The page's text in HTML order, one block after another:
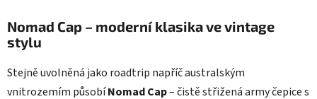
Nomad Cap – moderní klasika ve vintage
stylu
Stejně uvolněná jako roadtrip napříč australským
vnitrozemím působíNomad Cap– čistě střižená army čepice s